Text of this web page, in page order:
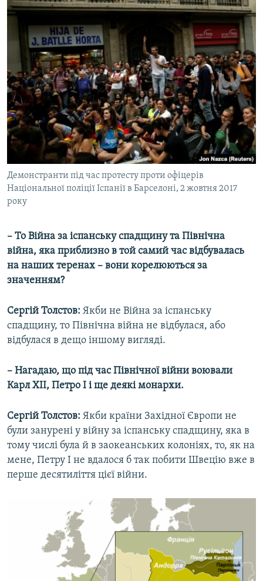
Демонстранти під час протесту проти офіцерів
Національної поліції Іспанії в Барселоні, 2 жовтня 2017
року
– То Війна за іспанську спадщину та Північна
війна, яка приблизно в той самий час відбувалась
на наших теренах – вони корелюються за
значенням?
Сергій Толстов: Якби не Війна за іспанську
спадщину, то Північна війна не відбулася, або
відбулася в дещо іншому вигляді.
– Нагадаю, що під час Північної війни воювали
Карл ХІІ, Петро І і ще деякі монархи.
Сергій Толстов: Якби країни Західної Європи не
були занурені у війну за іспанську спадщину, яка в
тому числі була й в заокеанських колоніях, то, як на
мене, Петру І не вдалося б так побити Швецію вже в
перше десятиліття цієї війни.